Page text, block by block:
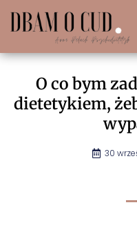
O co bym
dietetykiem,
30